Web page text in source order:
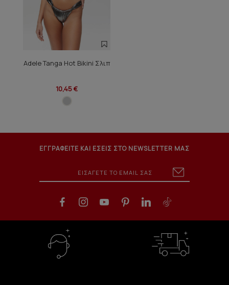
Adele Tanga Hot Bikini Σλιπ
10,45 €
ΕΓΓΡΑΦΕΙΤΕ ΚΑΙ ΕΣΕΙΣ ΣΤΟ NEWSLETTER ΜΑΣ